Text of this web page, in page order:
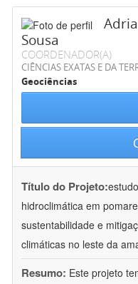
Sousa
COORDENADOR(A)
CIÊNCIAS EXATAS E DA
Geociências
Título do Projeto:
hidroclimática em
sustentabilidade e
climáticas no leste da
Resumo: Este projeto